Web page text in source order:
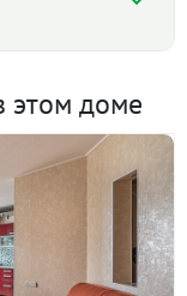
96 863
II пол. 2023 I пол. 2026
этом доме